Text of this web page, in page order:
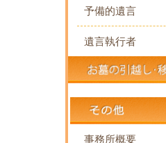
予備的遺言
遺言執行者
事務所概要